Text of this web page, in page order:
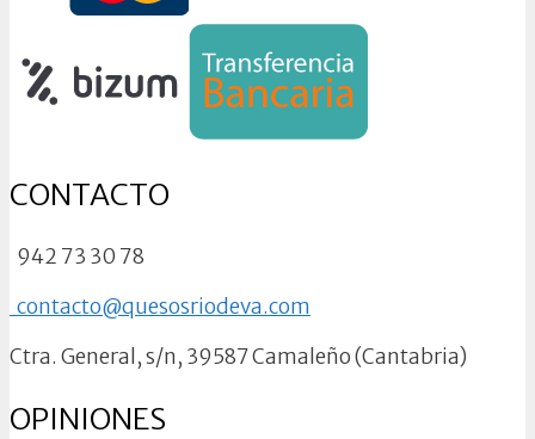
CONTACTO
942 73 30 78
contacto@quesosriodeva.com
Ctra. General, s/n, 39587 Camaleño (Cantabria)
OPINIONES